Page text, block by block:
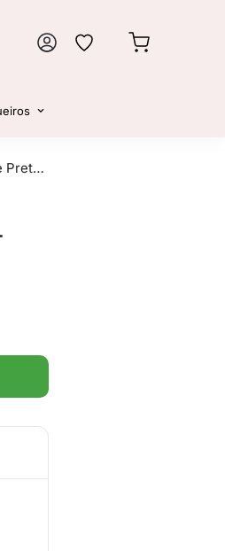
Prateleira para Banheiro Eleve Preta - Ou